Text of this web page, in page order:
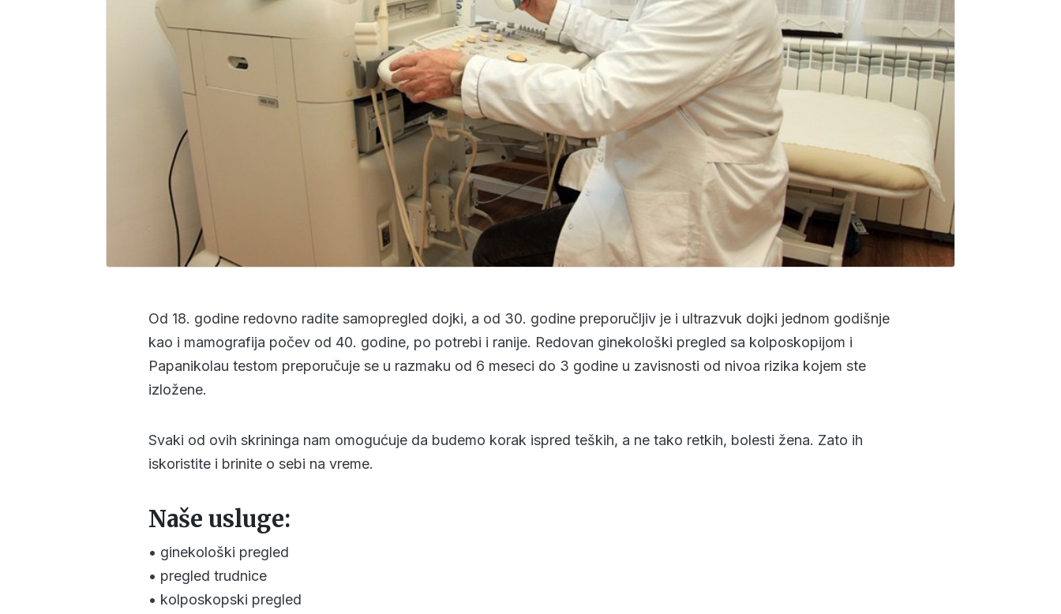
Od 18. godine redovno radite samopregled dojki, a od 30. godine preporučljiv je i ultrazvuk dojki jednom godišnje
kao i mamografija počev od 40. godine, po potrebi i ranije. Redovan ginekološki pregled sa kolposkopijom i
Papanikolau testom preporučuje se u razmaku od 6 meseci do 3 godine u zavisnosti od nivoa rizika kojem ste
izložene.
Svaki od ovih skrininga nam omogućuje da budemo korak ispred teških, a ne tako retkih, bolesti žena. Zato ih
iskoristite i brinite o sebi na vreme.
Naše usluge:
• ginekološki pregled
• pregled trudnice
• kolposkopski pregled